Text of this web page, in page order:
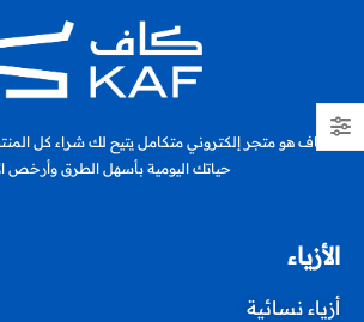
كاف هو متجر إلكتروني متكامل يتيح لك شراء كل
حياتك اليومية بأسهل الطرق وأرخص
الأزياء
أزياء نسائية